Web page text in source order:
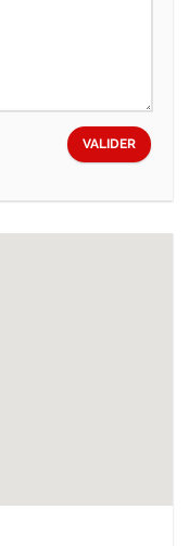
VALIDER